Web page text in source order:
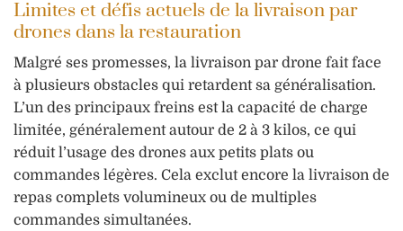
Limites et défis actuels de la livraison par
drones dans la restauration
Malgré ses promesses, la livraison par drone fait face
à plusieurs obstacles qui retardent sa généralisation.
L’un des principaux freins est la capacité de charge
limitée, généralement autour de 2 à 3 kilos, ce qui
réduit l’usage des drones aux petits plats ou
commandes légères. Cela exclut encore la livraison de
repas complets volumineux ou de multiples
commandes simultanées.